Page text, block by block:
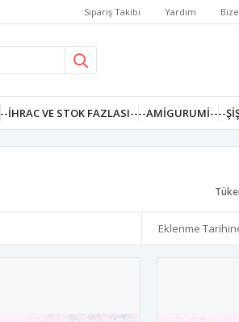
Sipariş Takibi Yardım
--İHRAC VE STOK FAZLASI----AMIGURUMI----